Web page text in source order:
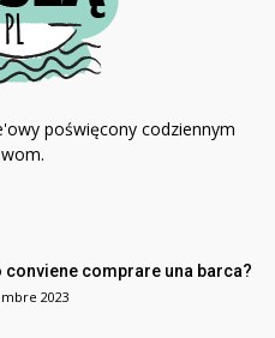
poświęcony codziennym
conviene comprare una barca?
2023